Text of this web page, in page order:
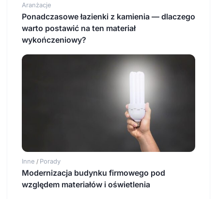
Aranżacje
Ponadczasowe łazienki z kamienia — dlaczego
warto postawić na ten materiał
wykończeniowy?
Inne / Porady
Modernizacja budynku firmowego pod
względem materiałów i oświetlenia